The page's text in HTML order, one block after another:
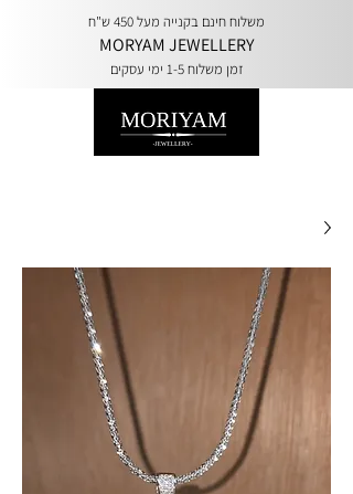
משלוח חינם בקנייה מעל 450 ש"ח
MORYAM JEWELLERY
זמן משלוח 1-5 ימי עסקים